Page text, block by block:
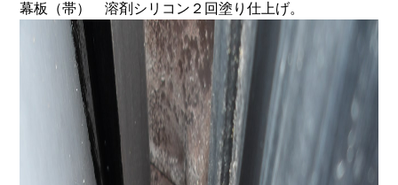
幕板（帯） 溶剤シリコン２回塗り仕上げ。